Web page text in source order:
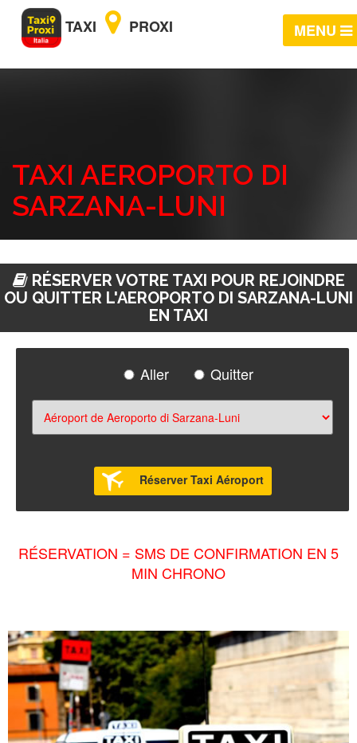
TAXI PROXI MENU
TAXI AEROPORTO DI
SARZANA-LUNI
RÉSERVER VOTRE TAXI POUR REJOINDRE
OU QUITTER L'AEROPORTO DI SARZANA-LUNI
EN TAXI
Aller Quitter
Réserver Taxi Aéroport
RÉSERVATION = SMS DE CONFIRMATION EN 5
MIN CHRONO